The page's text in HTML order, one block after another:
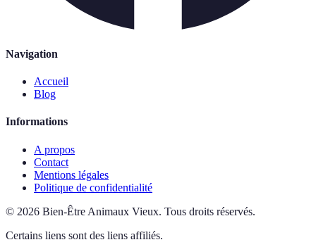
Navigation
Accueil
Blog
Informations
A propos
Contact
Mentions légales
Politique de confidentialité
© 2026 Bien-Être Animaux Vieux. Tous droits réservés.
Certains liens sont des liens affiliés.